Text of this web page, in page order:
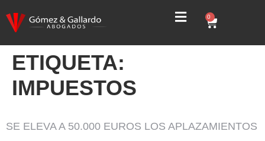
0
ETIQUETA:
IMPUESTOS
SE ELEVA A 50.000 EUROS LOS APLAZAMIENTOS